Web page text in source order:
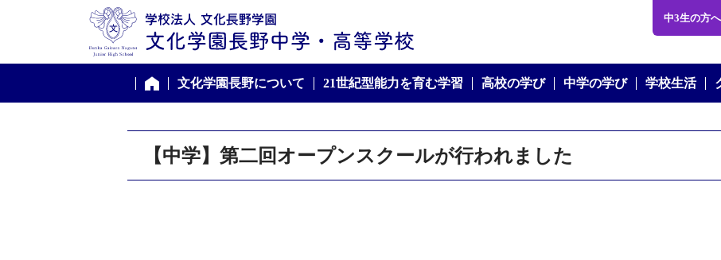
学校法人 文化長野学園 文化学園長野中学・高等学校
ホーム
文化学園長野について 21世紀型能力を育む学習 高校の学び 中学の学び 学校生活
中3生の方へ
【中学】第二回オープンスクールが行われました